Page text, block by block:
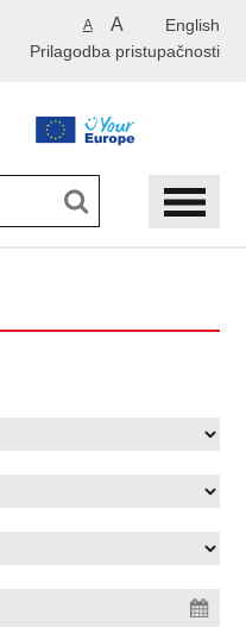
English
A A
Prilagodba pristupačnosti